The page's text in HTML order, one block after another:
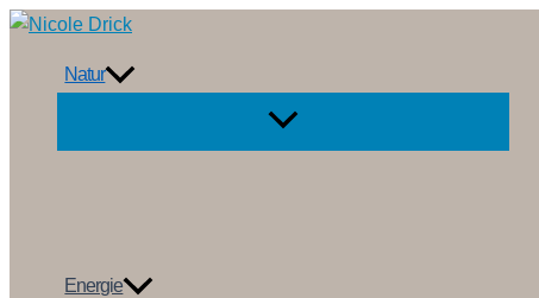
Zum
springenNatur
Energie